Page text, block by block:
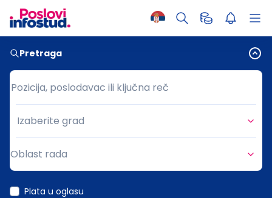
Pretraga
Pozicija, poslodavac ili ključna reč
Pozicija, poslodavac ili ključna reč
Grad
Izaberite grad
Oblast rada
Plata u oglasu